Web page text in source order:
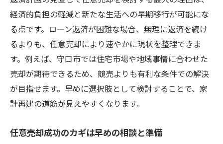
経済的負担の軽減と新たな生活への早期移行が可能にな
る点です。ローン返済が困難な場合、無理に返済を続け
るよりも、任意売却により速やかに現状を整理できま
す。例えば、守口市では住宅市場や地域事情に合わせた
売却が期待できるため、競売よりも有利な条件での解決
が目指せます。早めに選択肢として検討することで、家
計再建の道筋が見えやすくなります。
任意売却成功のカギは早めの相談と準備